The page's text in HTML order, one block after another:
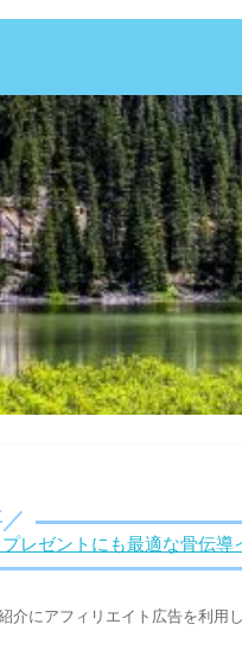
レゼントにも最適な骨伝導
にアフィリエイト広告を利用し